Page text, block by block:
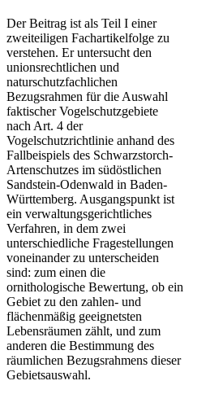
Der Beitrag ist als Teil I einer
zweiteiligen Fachartikelfolge zu
verstehen. Er untersucht den
unionsrechtlichen und
naturschutzfachlichen
Bezugsrahmen für die Auswahl
faktischer Vogelschutzgebiete
nach Art. 4 der
Vogelschutzrichtlinie anhand des
Fallbeispiels des Schwarzstorch-
Artenschutzes im südöstlichen
Sandstein-Odenwald in Baden-
Württemberg. Ausgangspunkt ist
ein verwaltungsgerichtliches
Verfahren, in dem zwei
unterschiedliche Fragestellungen
voneinander zu unterscheiden
sind: zum einen die
ornithologische Bewertung, ob ein
Gebiet zu den zahlen- und
flächenmäßig geeignetsten
Lebensräumen zählt, und zum
anderen die Bestimmung des
räumlichen Bezugsrahmens dieser
Gebietsauswahl.